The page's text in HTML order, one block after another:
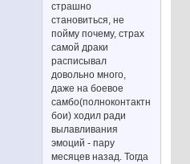
страшно
становиться, не
пойму почему, страх
самой драки
расписывал
довольно много,
даже на боевое
самбо(полноконтактные
бои) ходил ради
вылавливания
эмоций - пару
месяцев назад. Тогда